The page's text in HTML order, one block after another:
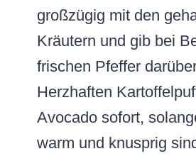
großzügig mit den
Kräutern und gib bei
frischen Pfeffer
Herzhaften
Avocado sofort,
warm und knusprig